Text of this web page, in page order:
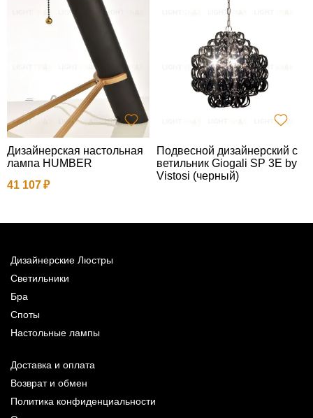
Дизайнерская настольная
лампа HUMBER
41 107
Подвесной дизайнерский с
ветильник Giogali SP 3E by
Vistosi (черный)
Дизайнерские Люстры
Светильники
Бра
Споты
Настольные лампы
Доставка и оплата
Возврат и обмен
Политика конфиденциальности